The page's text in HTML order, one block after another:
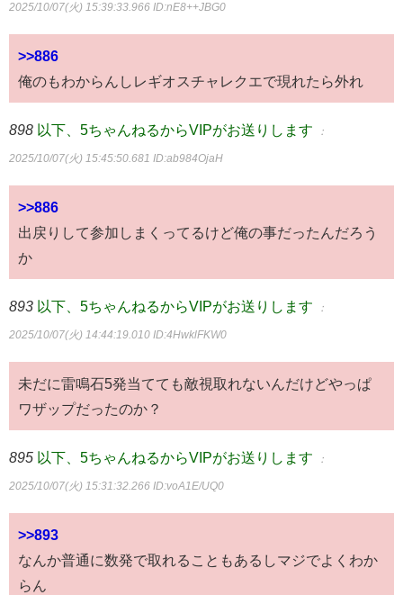
2025/10/07(火) 15:39:33.966 ID:nE8++JBG0
>>886
俺のもわからんしレギオスチャレクエで現れたら外れ
898 以下、5ちゃんねるからVIPがお送りします ：
2025/10/07(火) 15:45:50.681 ID:ab984OjaH
>>886
出戻りして参加しまくってるけど俺の事だったんだろう
か
893 以下、5ちゃんねるからVIPがお送りします ：
2025/10/07(火) 14:44:19.010 ID:4HwklFKW0
未だに雷鳴石5発当てても敵視取れないんだけどやっぱ
ワザップだったのか？
895 以下、5ちゃんねるからVIPがお送りします ：
2025/10/07(火) 15:31:32.266 ID:voA1E/UQ0
>>893
なんか普通に数発で取れることもあるしマジでよくわか
らん